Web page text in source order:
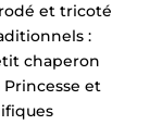
et tricoté
:
chaperon
Princesse et